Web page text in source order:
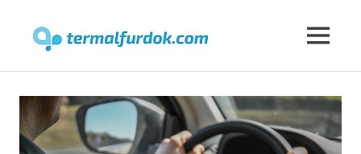
content
MENU